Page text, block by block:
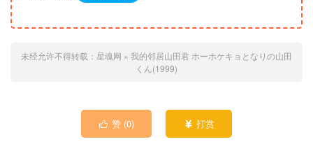
未经允许不得转载： 星魂网 » 我的邻居山田君 ホーホケキョとなりの山田
くん(1999)
 赞 (0)  打赏